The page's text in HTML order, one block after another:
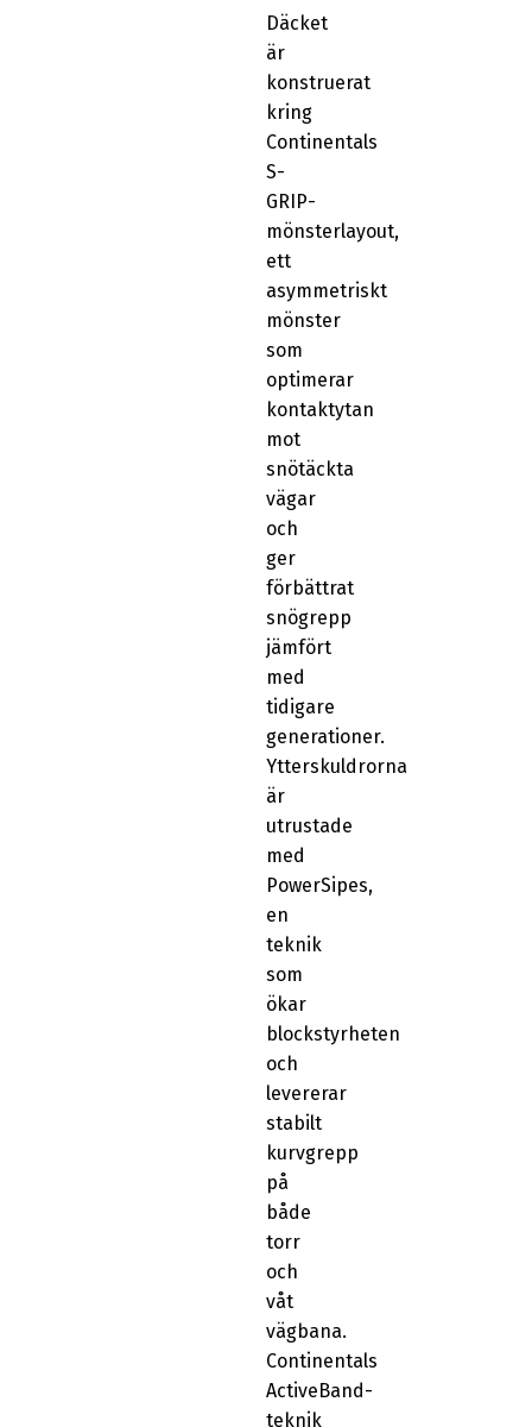
Däcket
är
konstruerat
kring
Continentals
S-
GRIP-
mönsterlayout,
ett
asymmetriskt
mönster
som
optimerar
kontaktytan
mot
snötäckta
vägar
och
ger
förbättrat
snögrepp
jämfört
med
tidigare
generationer.
Ytterskuldrorna
är
utrustade
med
PowerSipes,
en
teknik
som
ökar
blockstyrheten
och
levererar
stabilt
kurvgrepp
på
både
torr
och
våt
vägbana.
Continentals
ActiveBand-
teknik